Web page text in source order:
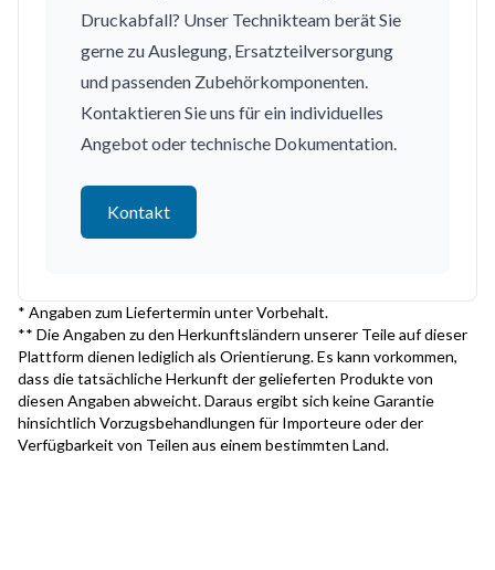
Druckabfall? Unser Technikteam berät Sie
gerne zu Auslegung, Ersatzteilversorgung
und passenden Zubehörkomponenten.
Kontaktieren Sie uns für ein individuelles
Angebot oder technische Dokumentation.
Kontakt
* Angaben zum Liefertermin unter Vorbehalt.
** Die Angaben zu den Herkunftsländern unserer Teile auf dieser
Plattform dienen lediglich als Orientierung. Es kann vorkommen,
dass die tatsächliche Herkunft der gelieferten Produkte von
diesen Angaben abweicht. Daraus ergibt sich keine Garantie
hinsichtlich Vorzugsbehandlungen für Importeure oder der
Verfügbarkeit von Teilen aus einem bestimmten Land.